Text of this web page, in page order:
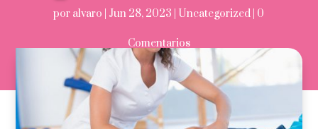
por alvaro Jun 28, 2023 Uncategorized 0
Comentarios